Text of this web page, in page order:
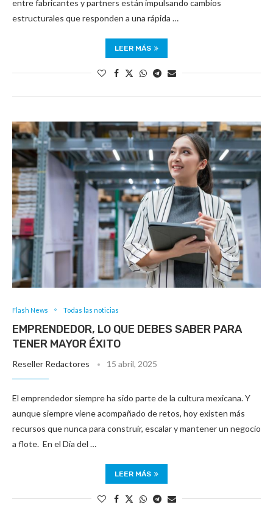
entre fabricantes y partners están impulsando cambios
estructurales que responden a una rápida …
LEER MÁS
Flash News Todas las noticias
EMPRENDEDOR, LO QUE DEBES SABER PARA
TENER MAYOR ÉXITO
Reseller Redactores 15 abril, 2025
El emprendedor siempre ha sido parte de la cultura mexicana. Y
aunque siempre viene acompañado de retos, hoy existen más
recursos que nunca para construir, escalar y mantener un negocio
a flote. En el Día del …
LEER MÁS